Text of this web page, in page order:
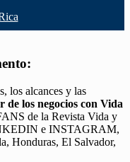
los alcances y las
de los negocios con Vida
de la Revista Vida y
e INSTAGRAM,
Honduras, El Salvador,